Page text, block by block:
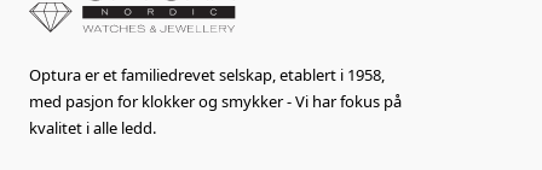
Optura er et familiedrevet selskap, etablert i 1958,
med pasjon for klokker og smykker - Vi har fokus på
kvalitet i alle ledd.